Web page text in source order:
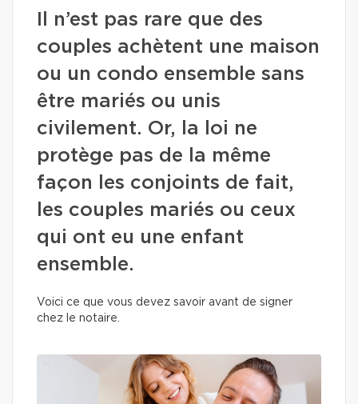
Il n’est pas rare que des
couples achètent une maison
ou un condo ensemble sans
être mariés ou unis
civilement. Or, la loi ne
protège pas de la même
façon les conjoints de fait,
les couples mariés ou ceux
qui ont eu une enfant
ensemble.
Voici ce que vous devez savoir avant de signer
chez le notaire.